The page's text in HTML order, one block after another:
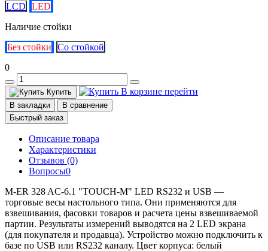
LCD
LED
Наличие стойки
Без стойки
Со стойкой
0
Купить В корзине перейти
В закладки
В сравнение
Быстрый заказ
Описание товара
Характеристики
Отзывов (0)
Вопросы0
M-ER 328 AC-6.1 "TOUCH-M" LED RS232 и USB —
торговые весы настольного типа. Они применяются для
взвешивания, фасовки товаров и расчета цены взвешиваемой
партии. Результаты измерений выводятся на 2 LED экрана
(для покупателя и продавца). Устройство можно подключить к
базе по USB или RS232 каналу. Цвет корпуса: белый